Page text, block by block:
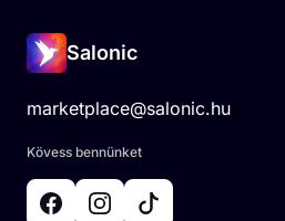
Salonic
marketplace@salonic.hu
Kövess bennünket